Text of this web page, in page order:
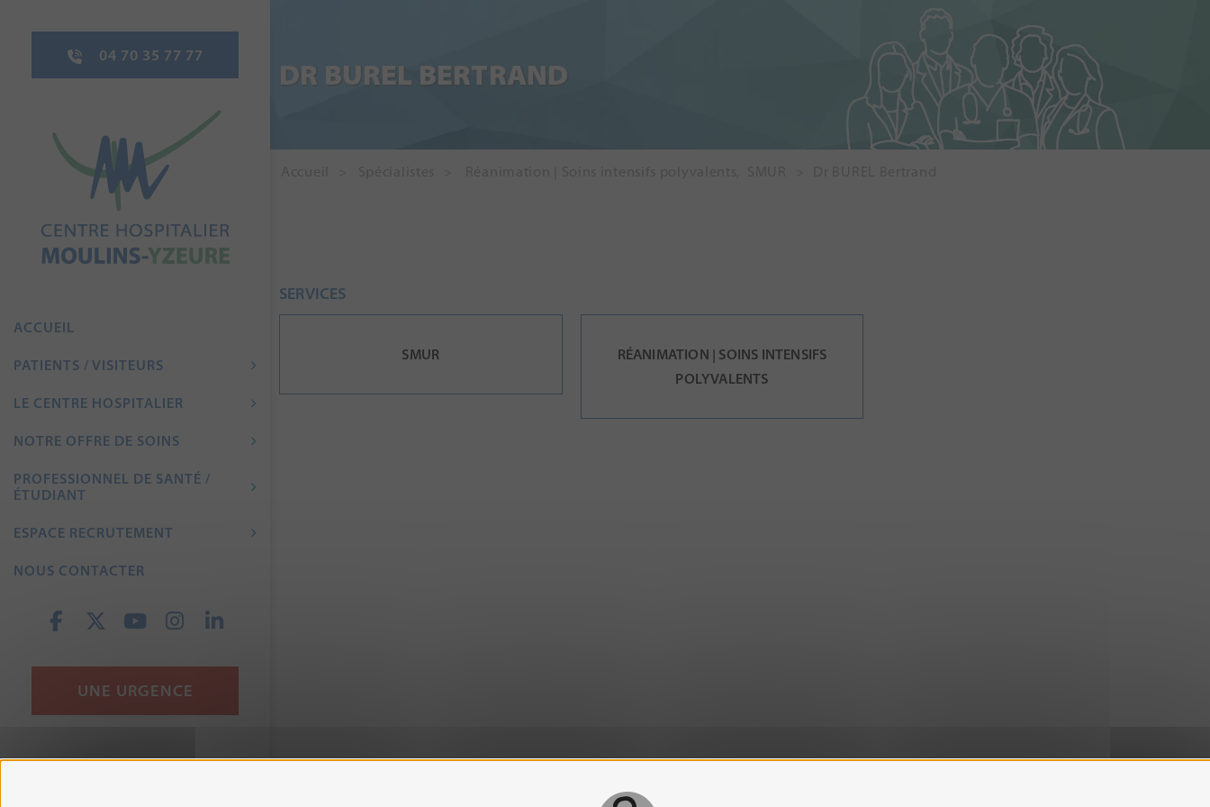
04 70 35 77 77
ACCUEIL
PATIENTS / VISITEURS
LE CENTRE HOSPITALIER
NOTRE OFFRE DE SOINS
PROFESSIONNEL DE SANTÉ /
ÉTUDIANT
ESPACE RECRUTEMENT
NOUS CONTACTER
UNE URGENCE
DR BUREL BERTRAND
SERVICES
SMUR
RÉANIMATION | SOINS INTENSIFS
POLYVALENTS